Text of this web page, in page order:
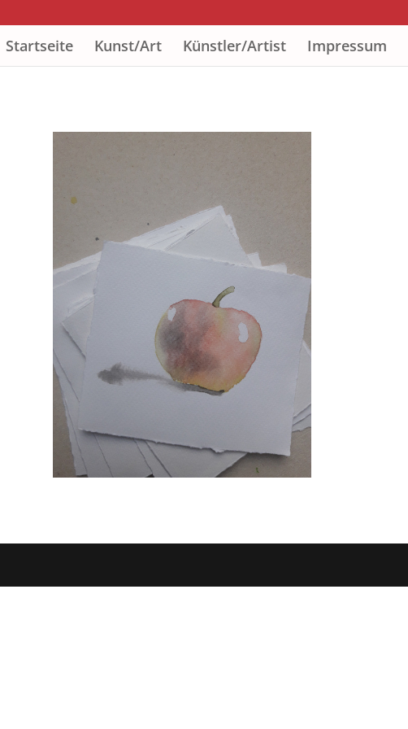
Startseite Kunst/Art Künstler/Artist Impressum